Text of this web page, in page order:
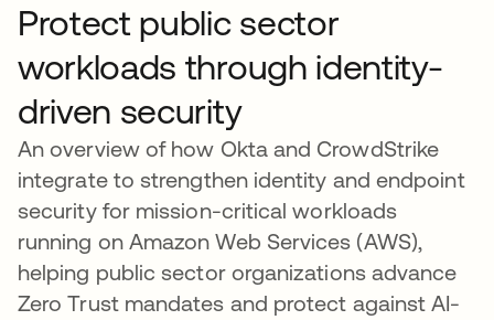
Protect public sector
workloads through identity-
driven security
An overview of how Okta and CrowdStrike
integrate to strengthen identity and endpoint
security for mission-critical workloads
running on Amazon Web Services (AWS),
helping public sector organizations advance
Zero Trust mandates and protect against AI-